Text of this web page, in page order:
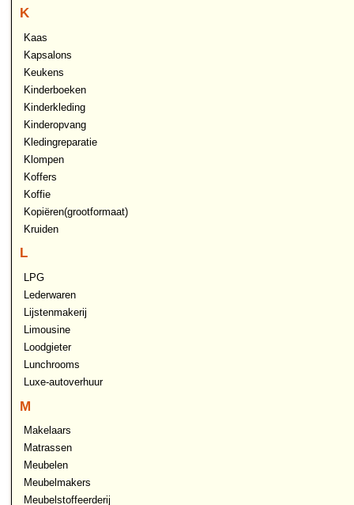
K
Kaas
Kapsalons
Keukens
Kinderboeken
Kinderkleding
Kinderopvang
Kledingreparatie
Klompen
Koffers
Koffie
Kopiëren(grootformaat)
Kruiden
L
LPG
Lederwaren
Lijstenmakerij
Limousine
Loodgieter
Lunchrooms
Luxe-autoverhuur
M
Makelaars
Matrassen
Meubelen
Meubelmakers
Meubelstoffeerderij